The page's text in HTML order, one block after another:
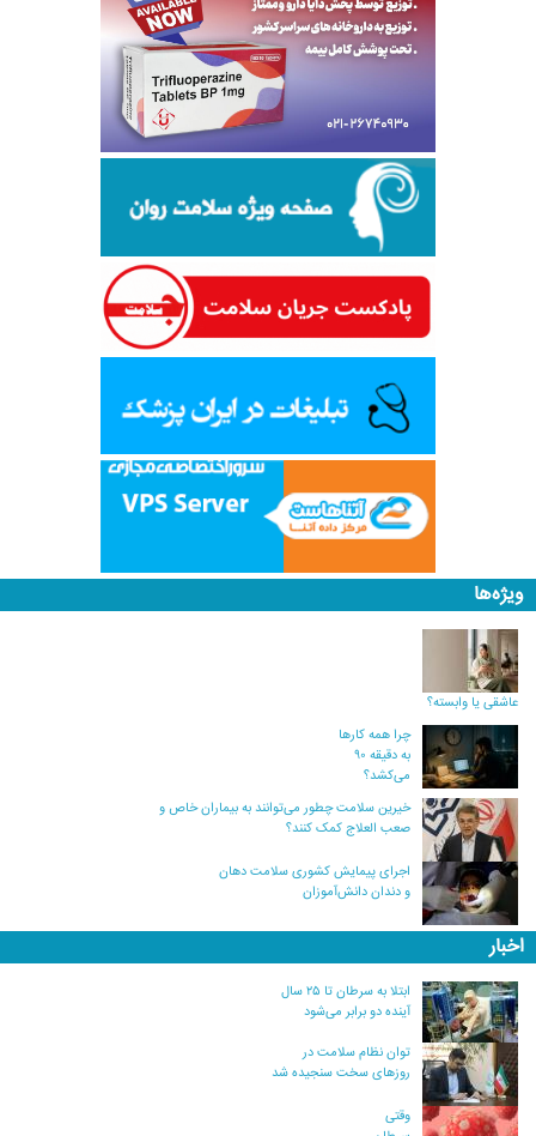
ویژه‌ها
عاشقی یا وابسته؟
چرا همه کارها
به دقیقه ۹۰
می‌کشد؟
خیرین سلامت چطور می‌توانند به بیماران خاص و
صعب العلاج کمک کنند؟
اجرای پیمایش کشوری سلامت دهان
و دندان دانش‌آموزان
اخبار
ابتلا به سرطان تا ۲۵ سال
آینده دو برابر می‌شود
توان نظام سلامت در
روزهای سخت سنجیده شد
وقتی